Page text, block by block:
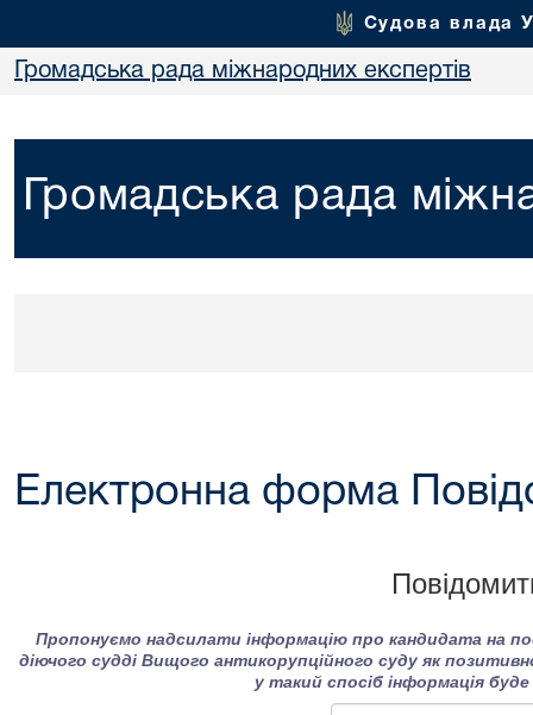
Судова влада
Громадська рада міжнародних експертів
Громадська рада
Електронна форма